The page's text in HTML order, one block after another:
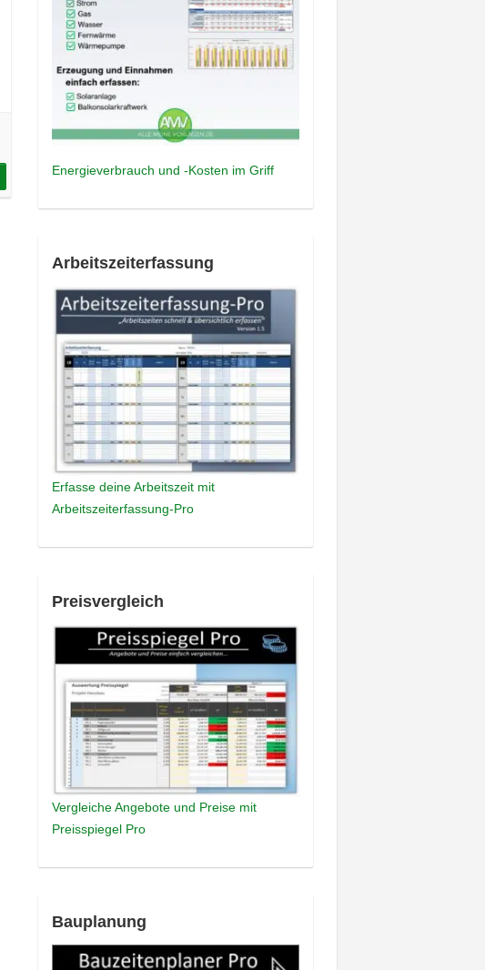
Energieverbrauch und -Kosten im Griff
Arbeitszeiterfassung
Erfasse deine Arbeitszeit mit
Arbeitszeiterfassung-Pro
Preisvergleich
Vergleiche Angebote und Preise mit
Preisspiegel Pro
Bauplanung